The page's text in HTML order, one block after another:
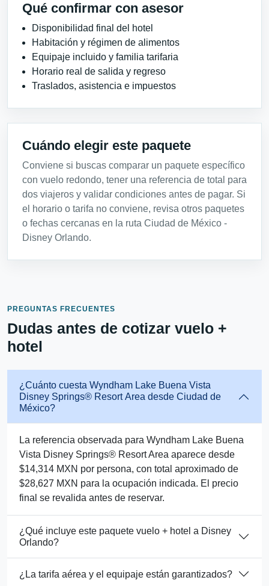
Qué confirmar con asesor
Disponibilidad final del hotel
Habitación y régimen de alimentos
Equipaje incluido y familia tarifaria
Horario real de salida y regreso
Traslados, asistencia e impuestos
Cuándo elegir este paquete
Conviene si buscas comparar un paquete específico
con vuelo redondo, tener una referencia de total para
dos viajeros y validar condiciones antes de pagar. Si
el horario o tarifa no conviene, revisa otros paquetes
o fechas cercanas en la ruta Ciudad de México -
Disney Orlando.
PREGUNTAS FRECUENTES
Dudas antes de cotizar vuelo +
hotel
¿Cuánto cuesta Wyndham Lake Buena Vista
Disney Springs® Resort Area desde Ciudad de
México?
La referencia observada para Wyndham Lake Buena
Vista Disney Springs® Resort Area aparece desde
$14,314 MXN por persona, con total aproximado de
$28,627 MXN para la ocupación indicada. El precio
final se revalida antes de reservar.
¿Qué incluye este paquete vuelo + hotel a Disney
Orlando?
¿La tarifa aérea y el equipaje están garantizados?